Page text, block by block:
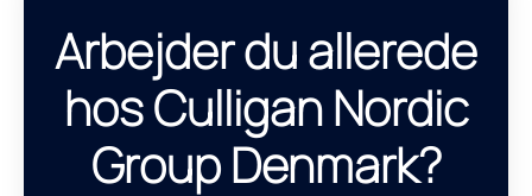
Arbejder du allerede
hos Culligan Nordic
Group Denmark?